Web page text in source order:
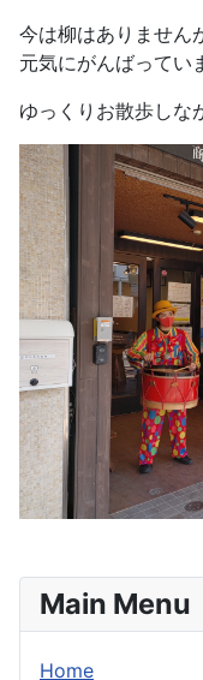
今は柳はありません
元気にがんばってい
ゆっくりお散歩しな
Main Menu
Home